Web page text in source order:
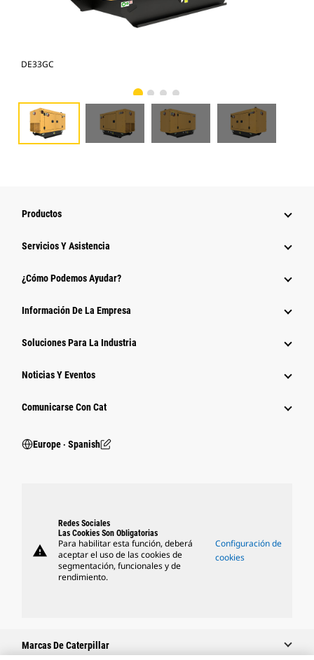
DE33GC
Productos
Servicios Y Asistencia
¿Cómo Podemos Ayudar?
Información De La Empresa
Soluciones Para La Industria
Noticias Y Eventos
Comunicarse Con Cat
Europe ‧ Spanish
warning
Redes Sociales
Las Cookies Son Obligatorias
Para habilitar esta función, deberá
aceptar el uso de las cookies de
segmentación, funcionales y de
rendimiento.
Configuración de
cookies
Marcas De Caterpillar